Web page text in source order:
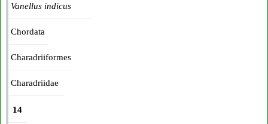
Vanellus indicus
Chordata
Charadriiformes
Charadriidae
14